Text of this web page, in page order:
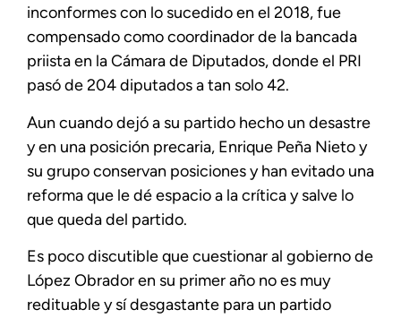
inconformes con lo sucedido en el 2018, fue
compensado como coordinador de la bancada
priista en la Cámara de Diputados, donde el PRI
pasó de 204 diputados a tan solo 42.
Aun cuando dejó a su partido hecho un desastre
y en una posición precaria, Enrique Peña Nieto y
su grupo conservan posiciones y han evitado una
reforma que le dé espacio a la crítica y salve lo
que queda del partido.
Es poco discutible que cuestionar al gobierno de
López Obrador en su primer año no es muy
redituable y sí desgastante para un partido